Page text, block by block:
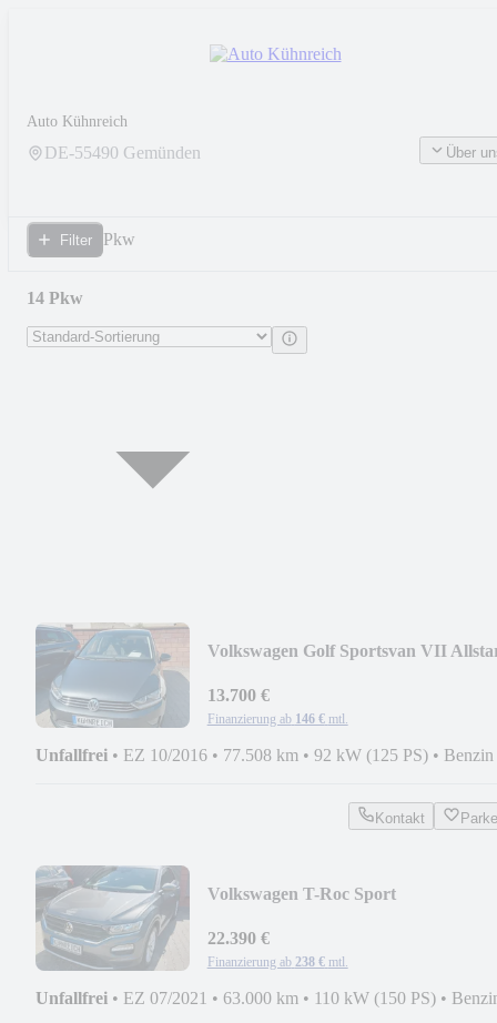
Auto Kühnreich
DE-55490 Gemünden Über
Filter Pkw
14 Pkw
Volkswagen Golf Sportsvan VII
13.700 €
Finanzierung ab 146 € mtl.
Unfallfrei • EZ 10/2016 • 77.508 km • 92 kW (125 PS) • Benzin
Kontakt
Volkswagen T-Roc Sport
22.390 €
Finanzierung ab 238 € mtl.
Unfallfrei • EZ 07/2021 • 63.000 km • 110 kW (150 PS) •